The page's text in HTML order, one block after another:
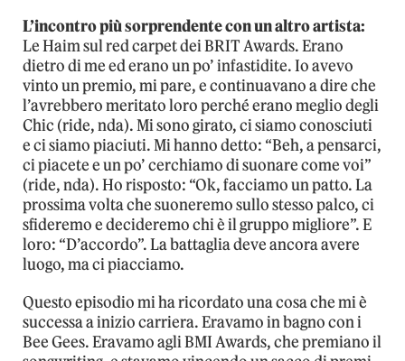
L’incontro più sorprendente con un altro artista:
Le Haim sul red carpet dei BRIT Awards. Erano
dietro di me ed erano un po’ infastidite. Io avevo
vinto un premio, mi pare, e continuavano a dire che
l’avrebbero meritato loro perché erano meglio degli
Chic (ride, nda). Mi sono girato, ci siamo conosciuti
e ci siamo piaciuti. Mi hanno detto: “Beh, a pensarci,
ci piacete e un po’ cerchiamo di suonare come voi”
(ride, nda). Ho risposto: “Ok, facciamo un patto. La
prossima volta che suoneremo sullo stesso palco, ci
sfideremo e decideremo chi è il gruppo migliore”. E
loro: “D’accordo”. La battaglia deve ancora avere
luogo, ma ci piacciamo.
Questo episodio mi ha ricordato una cosa che mi è
successa a inizio carriera. Eravamo in bagno con i
Bee Gees. Eravamo agli BMI Awards, che premiano il